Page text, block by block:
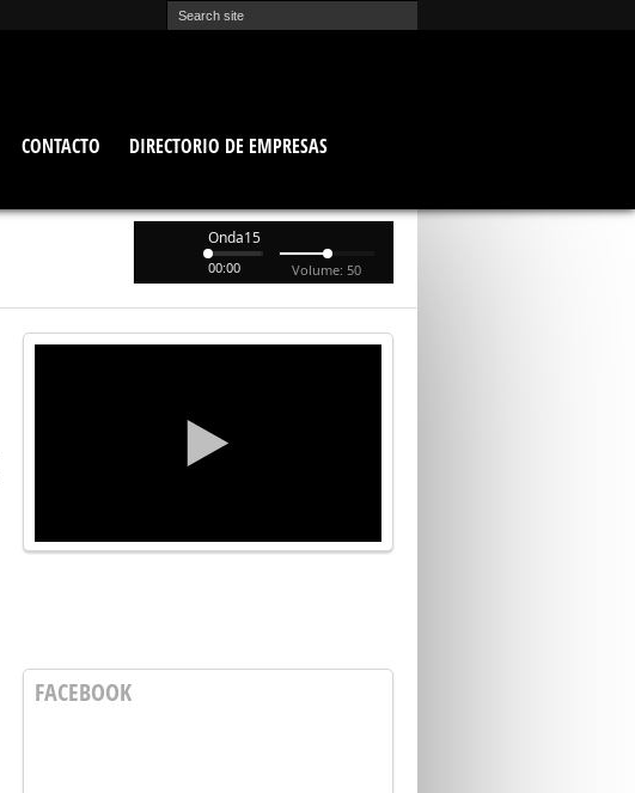
CONTACTO
DIRECTORIO DE EMPRESAS
Onda15
00:00 Volume: 50
FACEBOOK